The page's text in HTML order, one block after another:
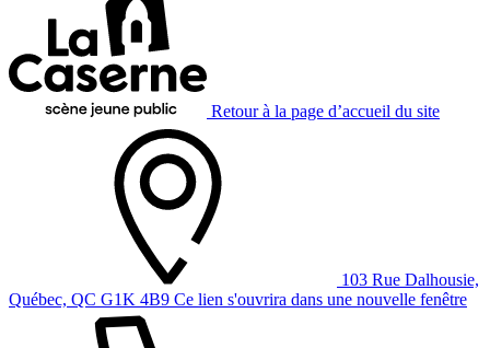
Retour à la page d’accueil du site
103 Rue Dalhousie,
Québec, QC G1K 4B9 Ce lien s'ouvrira dans une nouvelle fenêtre